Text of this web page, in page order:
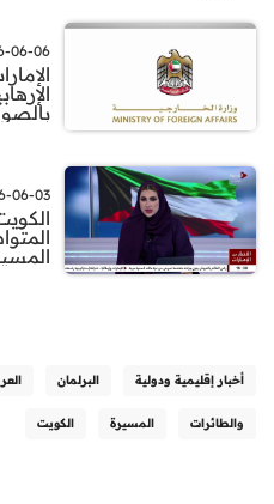
06 | 02:53
03 | 12:27
أخبار إقليمية ودولية البرلمان
والطائرات المسيرة الكويت